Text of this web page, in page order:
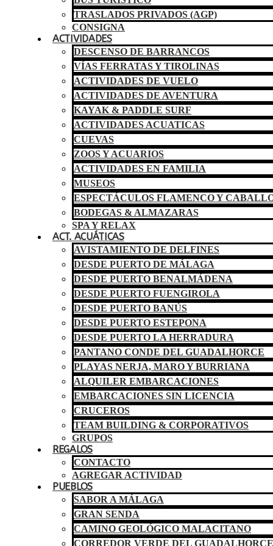
TRASLADOS PRIVADOS (AGP)
CONSIGNA
ACTIVIDADES
DESCENSO DE BARRANCOS
VÍAS FERRATAS Y TIROLINAS
ACTIVIDADES DE VUELO
ACTIVIDADES DE AVENTURA
KAYAK & PADDLE SURF
ACTIVIDADES ACUATICAS
CUEVAS
ZOOS Y ACUARIOS
ACTIVIDADES EN FAMILIA
MUSEOS
ESPECTÁCULOS FLAMENCO Y
BODEGAS & ALMAZARAS
SPA Y RELAX
ACT. ACUÁTICAS
AVISTAMIENTO DE DELFINES
DESDE PUERTO DE MÁLAGA
DESDE PUERTO BENALMÁDENA
DESDE PUERTO FUENGIROLA
DESDE PUERTO BANÚS
DESDE PUERTO ESTEPONA
DESDE PUERTO LA HERRADURA
PANTANO CONDE DEL GUADALHORCE
PLAYAS NERJA, MARO Y BURRIANA
ALQUILER EMBARCACIONES
EMBARCACIONES SIN LICENCIA
CRUCEROS
TEAM BUILDING & CORPORATIVOS
GRUPOS
REGALOS
CONTACTO
AGREGAR ACTIVIDAD
PUEBLOS
SABOR A MÁLAGA
GRAN SENDA
CAMINO GEOLÓGICO MALACITANO
CORREDOR VERDE DEL GUADALHORCE